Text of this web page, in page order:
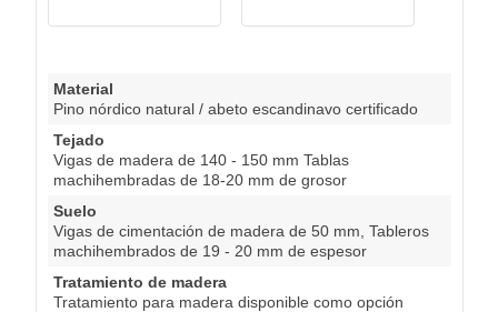
Material
Pino nórdico natural / abeto escandinavo certificado
Tejado
Vigas de madera de 140 - 150 mm Tablas
machihembradas de 18-20 mm de grosor
Suelo
Vigas de cimentación de madera de 50 mm, Tableros
machihembrados de 19 - 20 mm de espesor
Tratamiento de madera
Tratamiento para madera disponible como opción